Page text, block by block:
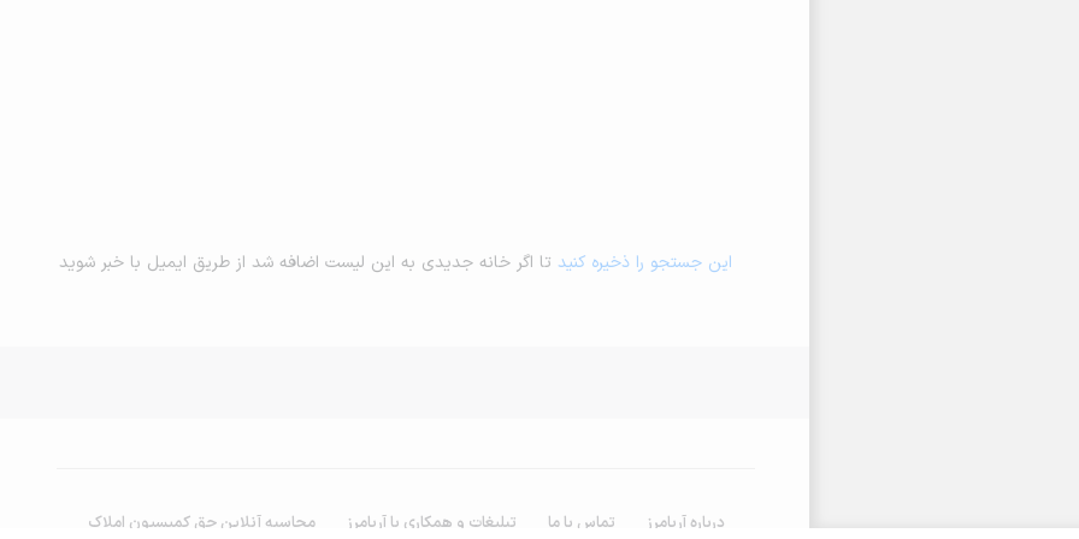
این جستجو را ذخیره کنید تا اگر خانه جدیدی به این لیست اضافه شد از طریق ایمیل با خبر شوید
درباره آریامرز تماس با ما تبلیغات و همکاری با آریامرز محاسبه آنلاین حق کمیسیون املاک